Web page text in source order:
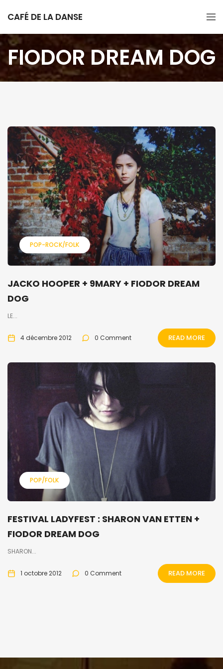
CAFÉ DE LA DANSE
FIODOR DREAM DOG
POP-ROCK/FOLK
JACKO HOOPER + 9MARY + FIODOR DREAM
DOG
LE...
4 décembre 2012 0 Comment READ MORE
POP/FOLK
FESTIVAL LADYFEST : SHARON VAN ETTEN +
FIODOR DREAM DOG
SHARON...
1 octobre 2012 0 Comment READ MORE